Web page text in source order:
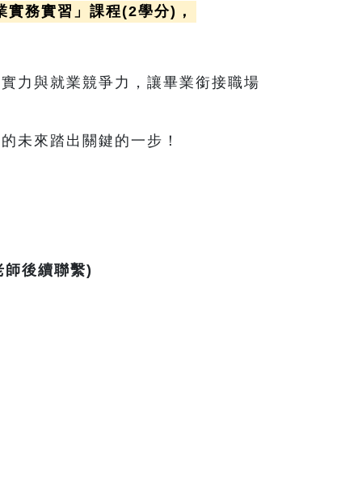
務實習」課程(2學分)，
力與就業競爭力，讓畢業銜接職場
未來踏出關鍵的一步！
師後續聯繫)